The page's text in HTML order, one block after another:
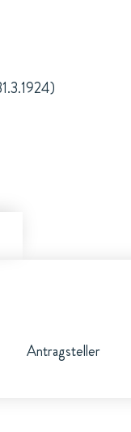
Antragsteller